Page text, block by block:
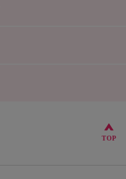
こ
TOP